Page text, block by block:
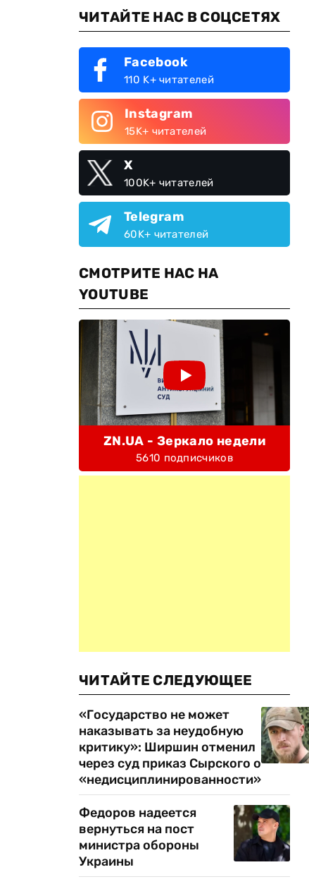
ЧИТАЙТЕ НАС В СОЦСЕТЯХ
Facebook
110 K+ читателей
Instagram
15K+ читателей
X
100K+ читателей
Telegram
60K+ читателей
СМОТРИТЕ НАС НА
YOUTUBE
ZN.UA - Зеркало недели
5610 подписчиков
ЧИТАЙТЕ СЛЕДУЮЩЕЕ
«Государство не может
наказывать за неудобную
критику»: Ширшин отменил
через суд приказ Сырского о
«недисциплинированности»
Федоров надеется
вернуться на пост
министра обороны
Украины